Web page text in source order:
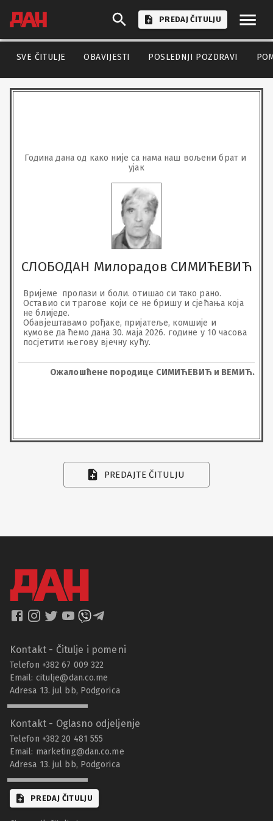
PREDAJ ČITULJU
SVE ČITULJE OBAVIJESTI POSLEDNJI POZDRAVI
Година дана од како није са нама наш вољени брат и
ујак
СЛОБОДАН Милорадов СИМИЋЕВИЋ
Вријеме  пролази и боли. отишао си тако рано.
Оставио си трагове који се не бришу и сјећања која
не блиједе.
Обавјештавамо рођаке, пријатеље, комшије и
кумове да ћемо дана 30. маја 2026. године у 10 часова
посјетити његову вјечну кућу.
Ожалошћене породице СИМИЋЕВИЋ и ВЕМИЋ.
PREDAJTE ČITULJU
Kontakt - Čitulje i pomeni
Telefon +382 67 009 322
Email: citulje@dan.co.me
Adresa 13. jul bb, Podgorica
Kontakt - Oglasno odjeljenje
Telefon +382 20 481 555
Email: marketing@dan.co.me
Adresa 13. jul bb, Podgorica
PREDAJ ČITULJU